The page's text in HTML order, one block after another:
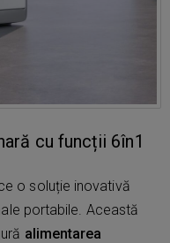
cu funcții 6în1
o soluție inovativă
portabile. Această
alimentarea